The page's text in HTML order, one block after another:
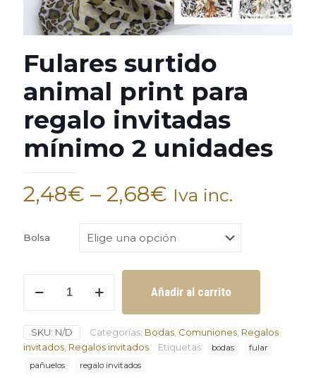
Fulares surtido
animal print para
regalo invitadas
mínimo 2 unidades
2,48€ – 2,68€ Iva inc.
Bolsa
surtido
para
regalo
invitadas
Añadir al carrito
SKU: N/D Categorías: Bodas, Comuniones, Regalos
invitados, Regalos invitados Etiquetas: bodas
fular
pañuelos
regalo invitados